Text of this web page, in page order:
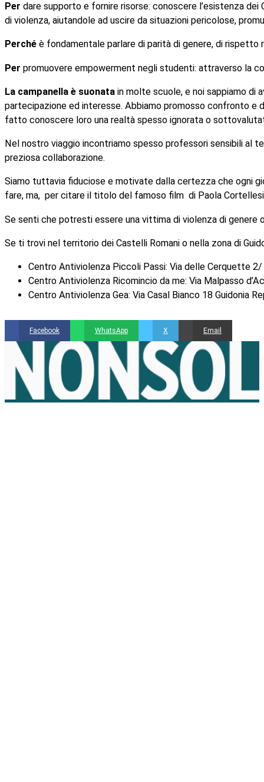
Per dare supporto e fornire risorse: conoscere l’esistenza
di violenza, aiutandole ad uscire da situazioni pericolose,
Perché è fondamentale parlare di parità di genere, di
Per promuovere empowerment negli studenti: attraverso la
La campanella è suonata in molte scuole, e noi sappiamo di
partecipazione ed interesse. Abbiamo promosso confronto e
fatto conoscere loro una realtà spesso ignorata o
Nel nostro viaggio incontriamo spesso professori sensibili al
preziosa collaborazione.
Siamo tuttavia fiduciose e motivate dalla certezza che ogni
fare, ma, per citare il titolo del famoso film di Paola Cortellesi
Se senti che potresti essere una vittima di violenza di
Se ti trovi nel territorio dei Castelli Romani o nella zona di
Centro Antiviolenza Piccoli Passi: Via delle Cerquette
Centro Antiviolenza Ricomincio da me: Via Malpasso
Centro Antiviolenza Gea: Via Casal Bianco 18 Guidonia
Facebook WhatsApp X Email